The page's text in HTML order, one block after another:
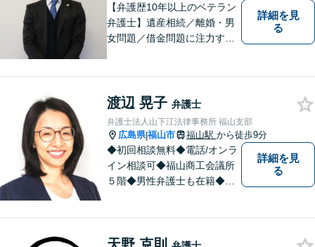
【弁護歴10年以上のベテラン
弁護士】遺産相続／離婚・男
女問題／借金問題に注力する
指します。ぜひ一度ご相談に
いらしてください。【駐車場
有】
詳細を見
る
渡辺 晃子 弁護士
弁護士法人山下江法律事務所 福山支部
広島県|福山市 福山駅 から徒歩9分
◆初回相談無料◆電話/オンラ
イン相談可◆福山商工会議所
５階◆男性弁護士も在籍◆離
ど。話しにくいことも安心し
詳細を見
る